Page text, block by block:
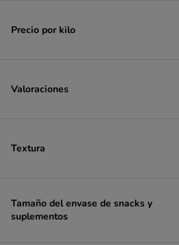
Precio por kilo
Valoraciones
Textura
Tamaño del envase de snacks y
suplementos